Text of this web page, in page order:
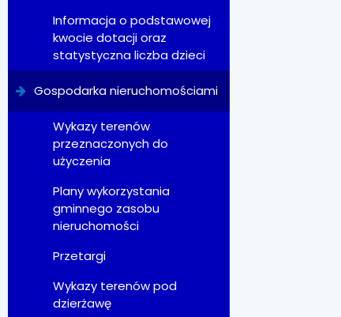
Informacja o podstawowej
kwocie dotacji oraz
statystyczna liczba dzieci
Gospodarka nieruchomościami
Wykazy terenów
przeznaczonych do
użyczenia
Plany wykorzystania
gminnego zasobu
nieruchomości
Przetargi
Wykazy terenów pod
dzierżawę